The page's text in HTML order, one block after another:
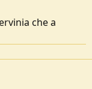
che a